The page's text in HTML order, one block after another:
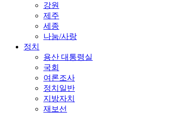
강원
제주
세종
나눔/사랑
정치
용산 대통령실
국회
여론조사
정치일반
지방자치
재보선